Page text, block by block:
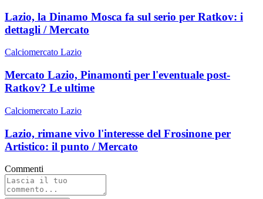
Lazio, la Dinamo Mosca fa sul serio per Ratkov: i
dettagli / Mercato
Calciomercato Lazio
Mercato Lazio, Pinamonti per l'eventuale post-
Ratkov? Le ultime
Calciomercato Lazio
Lazio, rimane vivo l'interesse del Frosinone per
Artistico: il punto / Mercato
Commenti